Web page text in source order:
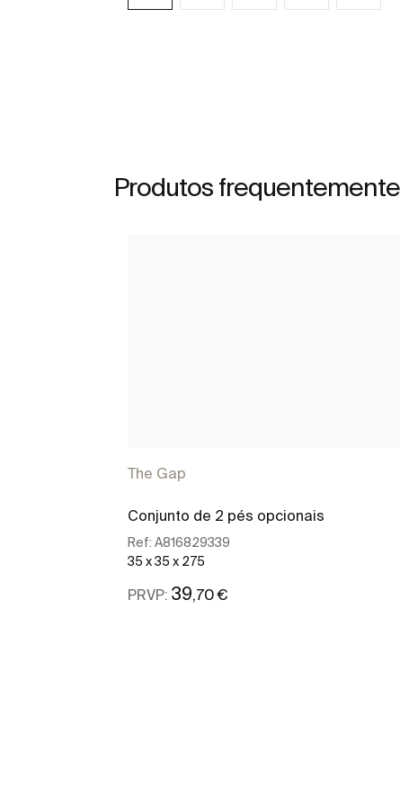
Produtos
The Gap
Conjunto de 2 pés opcionais
Ref: A816829339
35 x 35 x 275
PRVP: 39 ,70 €